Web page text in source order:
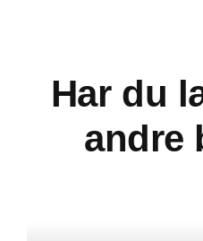
Har du
andre